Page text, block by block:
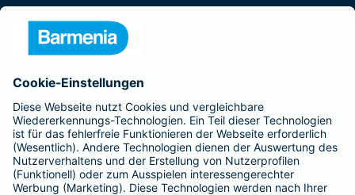
Barmenia ist Teil der BarmeniaGothaer
BELIEBTE SEITEN
Kranken-Zusatzversicherung
Tierversicherungen
Haftpflichtversicherung